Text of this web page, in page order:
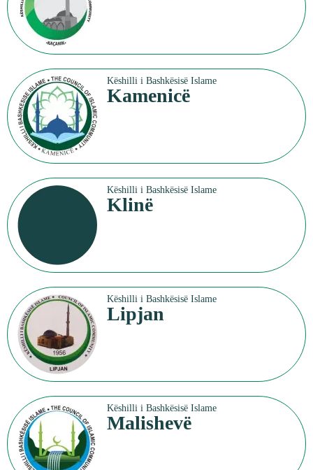
Këshilli i Bashkësisë Islame
Kamenicë
Këshilli i Bashkësisë Islame
Klinë
Këshilli i Bashkësisë Islame
Lipjan
Këshilli i Bashkësisë Islame
Malishevë